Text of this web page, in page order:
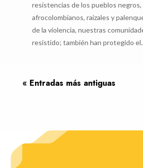
resistencias de los pueblos negros,
afrocolombianos, raizales y
de la violencia, nuestras
resistido; también han protegido
« Entradas más antiguas